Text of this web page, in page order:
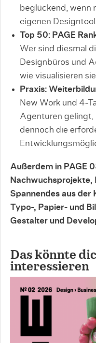
beglückend, wenn
eigenen
Top 50: PAGE
Wer sind diesmal
Designbüros und
wie visualisieren
Praxis:
New Work und 4-
Agenturen gelingt,
dennoch die
Außerdem in PAGE
Nachwuchsprojekte,
Spannendes aus der
Typo-, Papier- und
Gestalter und
Das könnte
interessieren